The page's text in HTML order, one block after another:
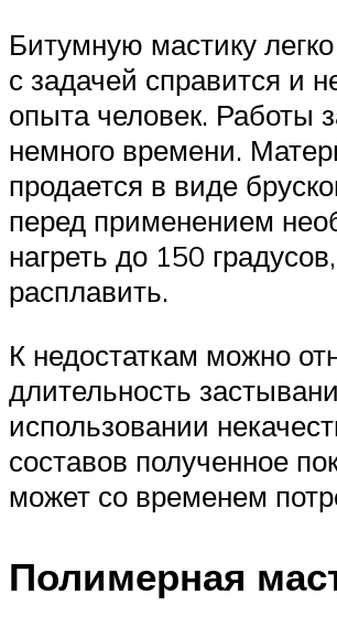
Битумную мастику
с задачей справится и
опыта человек. Работы
немного времени.
продается в виде
перед применением
нагреть до 150
расплавить.
К недостаткам можно
длительность
использовании
составов полученное
может со временем
Полимерная